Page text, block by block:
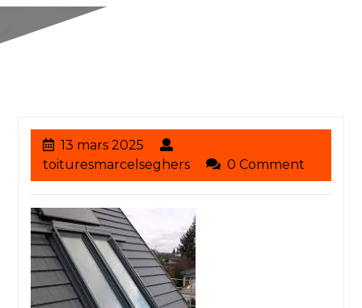
13 mars 2025
mars
2025
toituresmarcelsegherstoituresmarcelseghers
0 Comment